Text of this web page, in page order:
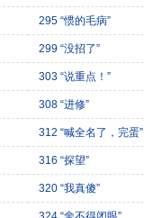
295 “惯的毛病”
299 “没招了”
303 “说重点！”
308 “进修”
312 “喊全名了，完蛋”
316 “探望”
320 “我真傻”